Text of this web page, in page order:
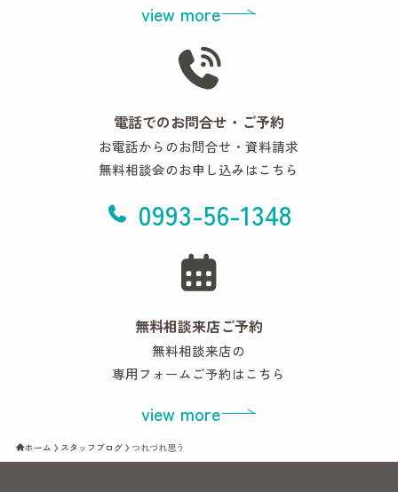
view more
電話でのお問合せ・ご予約
お電話からのお問合せ・資料請求
無料相談会のお申し込みはこちら
0993-56-1348
無料相談来店ご予約
無料相談来店の
専用フォームご予約はこちら
view more
ホーム スタッフブログ つれづれ思う